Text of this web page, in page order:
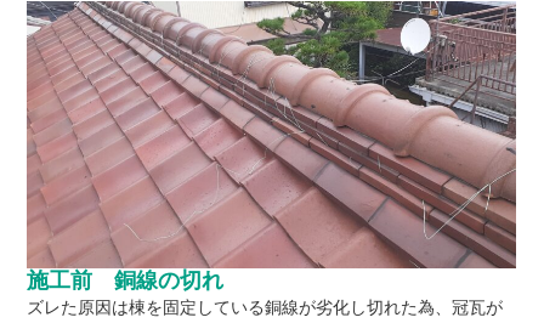
施工前 銅線の切れ
ズレた原因は棟を固定している銅線が劣化し切れた為、冠瓦が